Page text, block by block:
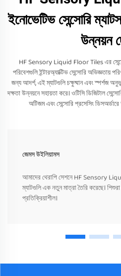
ইনোভেটিভ সেন্সোরি
উন্নয়ন
HF Sensory Liquid Floor Tiles এর
পরিবেশগুলি ইন্টারঅ্যাক্টিভ সেন্সোরি অভিজ্ঞতায়
জন্য আদর্শ, এই ম্যাটগুলি চক্ষুষ্মান এবং স্পর্শজ
দক্ষতা উন্নয়নে সহায়তা করে। ওটিসি ডিজিটাল
অটিজম এবং সেন্সোরি প্রসেসিং
জেমস উইলিয়ামস
আমাদের থেরাপি সেশনে HF Sensory
ম্যাটগুলি এক নতুন মাত্রা তৈরি করেছে।
প্রতিক্রিয়াশীল।